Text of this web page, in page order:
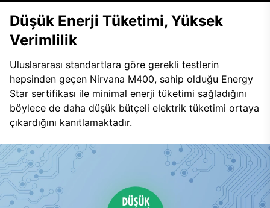
Düşük Enerji Tüketimi, Yüksek
Verimlilik
Uluslararası standartlara göre gerekli testlerin
hepsinden geçen Nirvana M400, sahip olduğu Energy
Star sertifikası ile minimal enerji tüketimi sağladığını
böylece de daha düşük bütçeli elektrik tüketimi ortaya
çıkardığını kanıtlamaktadır.